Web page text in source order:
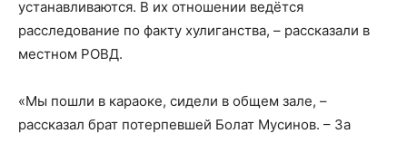
устанавливаются. В их отношении ведётся
расследование по факту хулиганства, – рассказали в
местном РОВД.
«Мы пошли в караоке, сидели в общем зале, –
рассказал брат потерпевшей Болат Мусинов. – За